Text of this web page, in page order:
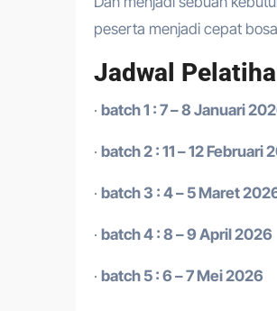
peserta menjadi cepat
Jadwal
· batch 1 : 7 – 8 Januari
· batch 2 : 11 – 12 Februari
· batch 3 : 4 – 5 Maret
· batch 4 : 8 – 9 April 2026
· batch 5 : 6 – 7 Mei 2026